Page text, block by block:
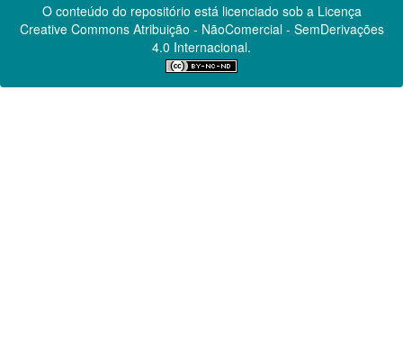
O conteúdo do repositório está licenciado sob a Licença
Creative CommonsAtribuição - NãoComercial - SemDerivações
4.0 Internacional.